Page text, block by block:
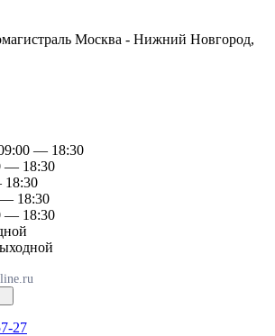
Москва - Нижний Новгород,
— 18:30
— 18:30
18:30
— 18:30
27